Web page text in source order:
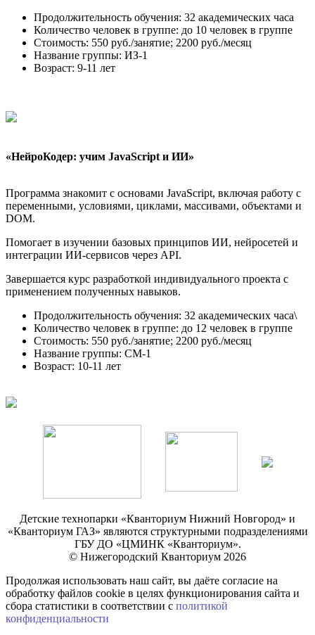
Продолжительность обучения: 32 академических часа
Количество человек в группе: до 10 человек в группе
Стоимость: 550 руб./занятие; 2200 руб./месяц
Название группы: ИЗ-1
Возраст: 9-11 лет
«НейроКодер: учим JavaScript и ИИ»
Программа знакомит с основами JavaScript, включая работу с
переменными, условиями, циклами, массивами, объектами и
DOM.
Помогает в изучении базовых принципов ИИ, нейросетей и
интеграции ИИ-сервисов через API.
Завершается курс разработкой индивидуального проекта с
применением полученных навыков.
Продолжительность обучения: 32 академических часа\
Количество человек в группе: до 12 человек в группе
Стоимость: 550 руб./занятие; 2200 руб./месяц
Название группы: СМ-1
Возраст: 10-11 лет
Детские технопарки «Кванториум Нижний Новгород» и
«Кванториум ГАЗ» являются структурными подразделениями
ГБУ ДО «ЦМИНК «Кванториум».
© Нижегородский Кванториум 2026
Продолжая использовать наш сайт, вы даёте согласие на
обработку файлов cookie в целях функционирования сайта и
сбора статистики в соответствии с политикой
конфиденциальности